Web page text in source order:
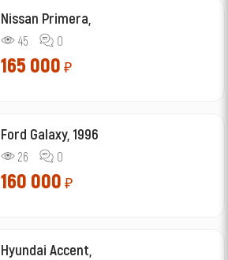
Nissan Primera,
45 0
165 000 ₽
Ford Galaxy, 1996
26 0
160 000 ₽
Hyundai Accent,